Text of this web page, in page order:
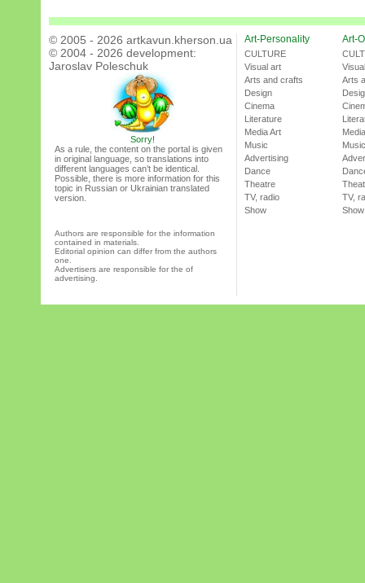
© 2005 - 2026 artkavun.kherson.ua
© 2004 - 2026 development:
Jaroslav Poleschuk
Sorry!
As a rule, the content on the portal is given
in original language, so translations into
different languages can’t be identical.
Possible, there is more information for this
topic in Russian or Ukrainian translated
version.
Authors are responsible for the information
contained in materials.
Editorial opinion can differ from the authors
one.
Advertisers are responsible for the of
advertising.
Art-Personality
CULTURE
Visual art
Arts and crafts
Design
Cinema
Literature
Media Art
Music
Advertising
Dance
Theatre
TV, radio
Show
Art-
Arts
Music
TV,
Show